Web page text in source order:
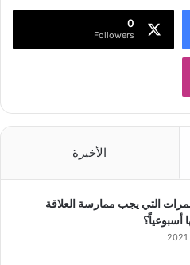
0
Followers
الأخيرة
التي يجب ممارسة العلاقة
أسبوعياً؟